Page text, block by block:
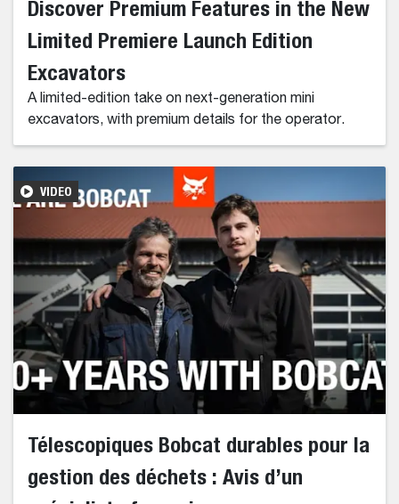
Discover Premium Features in the New
Limited Premiere Launch Edition
Excavators
A limited-edition take on next-generation mini
excavators, with premium details for the operator.
VIDEO
Télescopiques Bobcat durables pour la
gestion des déchets : Avis d’un